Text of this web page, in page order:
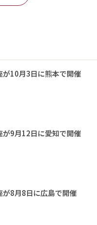
10月3日に熊本で開催
9月12日に愛知で開催
8月8日に広島で開催